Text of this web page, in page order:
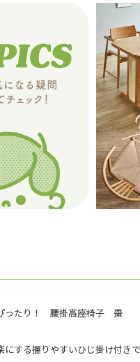
ったり！ 腰掛高座椅子 棗
にする握りやすいひじ掛け付き